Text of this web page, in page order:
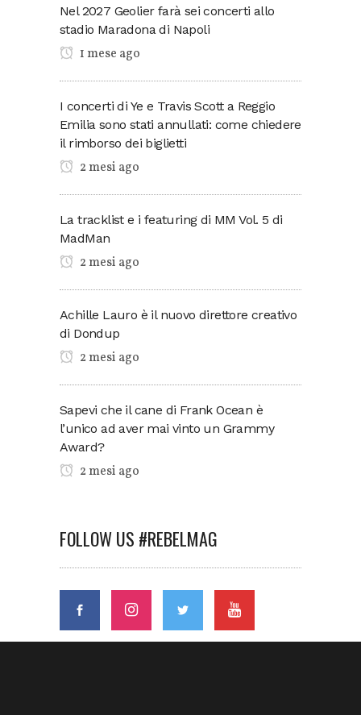
Nel 2027 Geolier farà sei concerti allo
stadio Maradona di Napoli
1 mese ago
I concerti di Ye e Travis Scott a Reggio
Emilia sono stati annullati: come chiedere
il rimborso dei biglietti
2 mesi ago
La tracklist e i featuring di MM Vol. 5 di
MadMan
2 mesi ago
Achille Lauro è il nuovo direttore creativo
di Dondup
2 mesi ago
Sapevi che il cane di Frank Ocean è
l’unico ad aver mai vinto un Grammy
Award?
2 mesi ago
FOLLOW US #REBELMAG